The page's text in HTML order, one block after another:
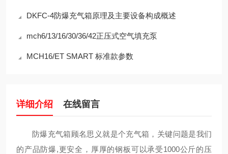
DKFC-4防爆充气箱原理及主要设备构成概述
mch6/13/16/30/36/42正压式空气填充泵
MCH16/ET SMART 标准款参数
详细介绍 在线留言
防爆充气箱顾名思义就是个充气箱，关键问题是我们
的产品防爆,更安全，厚厚的钢板可以承受1000公斤的压